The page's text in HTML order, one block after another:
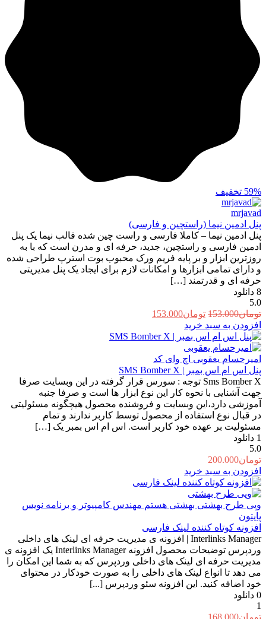
59% تخفیف
mrjavad
پنل ادمین نیما (راستچین و فارسی)
پنل ادمین نیما – کاملا فارسی و راست چین شده قالب نیما یک پنل
ادمین فارسی و راستچین، جدید، حرفه ای و مدرن است که با به
روزترین ابزار و بر پایه فریم ورک محبوب بوت استرپ طراحی شده
و دارای تمامی ابزارها و امکانات لازم برای ایجاد یک پنل مدیریتی
حرفه ای و قدرتمند […]
8 دانلود
5.0
تومان153.000 قیمت
اصلی:
تومان153.000
بود.
تومان153.000
تومان153.000.
افزودن به سبد خرید
امیرحسام یعقوبی اچ وای کد
پنل اس ام اس بمبر | SMS Bomber X
Sms Bomber X توجه : سورس قرار گرفته در این وبسایت صرفا
جهت آشنایی با نحوه کار این نوع ابزار ها است و صرفا جنبه
آموزشی دارد،این وبسایت و فروشنده محصول هیچگونه مسئولیتی
در قبال نوع استفاده از محصول توسط کاربر ندارند و تمام
مسئولیت بر عهده خود کاربر است. اس ام اس بمبر یک […]
1 دانلود
5.0
تومان200.000
افزودن به سبد خرید
وپی طرح بهشتی بهشتی هستم مهندس کامپیوتر و برنامه نویس
پایتون
افزونه کوتاه کننده لینک فارسی
Interlinks Manager | افزونه ی مدیریت حرفه ای لینک های داخلی
وردپرس توضیحات محصول افزونه Interlinks Manager یک افزونه ی
مدیریت حرفه ای لینک های داخلی وردپرس که به شما این امکان را
می دهد تا انواع لینک های داخلی را به صورت خودکار در محتوای
خود اضافه کنید. این افزونه سئو وردپرس [...]
0 دانلود
1
تومان168.000